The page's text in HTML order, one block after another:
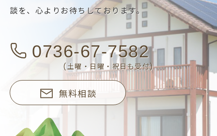
談を、 心よりお待ちしております。
0736-67-7582
(土曜・日曜・祝日も受付)
無料相談